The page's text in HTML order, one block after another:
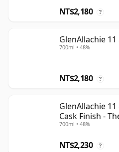
NT$2,180 ?
GlenAllachie
700ml • 48%
NT$2,180 ?
GlenAllachie
Cask Finish -
700ml • 48%
NT$2,230 ?